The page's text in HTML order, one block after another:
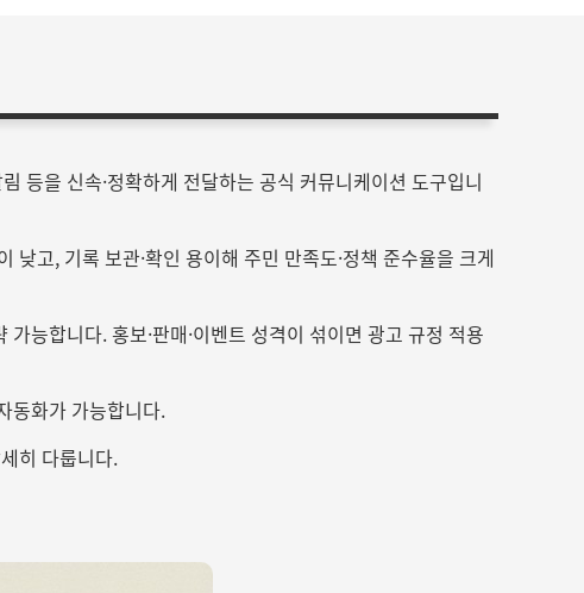
림 등을 신속·정확하게 전달하는 공식 커뮤니케이션 도구입니
고, 기록 보관·확인 용이해 주민 만족도·정책 준수율을 크게
능합니다. 홍보·판매·이벤트 성격이 섞이면 광고 규정 적용
동화가 가능합니다.
히 다룹니다.